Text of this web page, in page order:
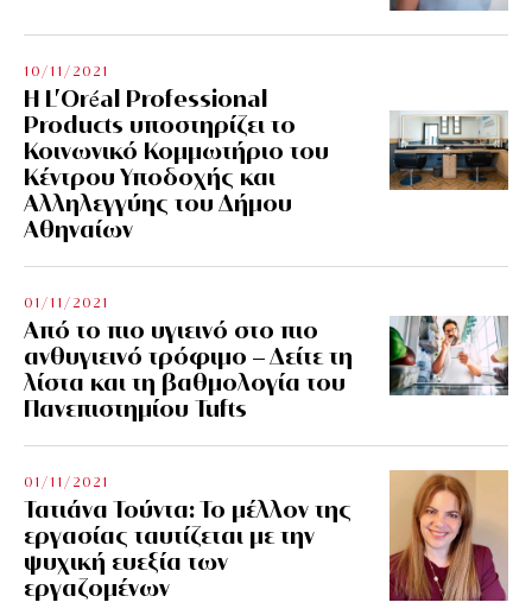
10/11/2021
Η L’Οréal Professional
Products υποστηρίζει το
Κοινωνικό Κομμωτήριο του
Κέντρου Υποδοχής και
Αλληλεγγύης του Δήμου
Αθηναίων
01/11/2021
Από το πιο υγιεινό στο πιο
ανθυγιεινό τρόφιμο – Δείτε τη
λίστα και τη βαθμολογία του
Πανεπιστημίου Tufts
01/11/2021
Τατιάνα Τούντα: Το μέλλον της
εργασίας ταυτίζεται με την
ψυχική ευεξία των
εργαζομένων